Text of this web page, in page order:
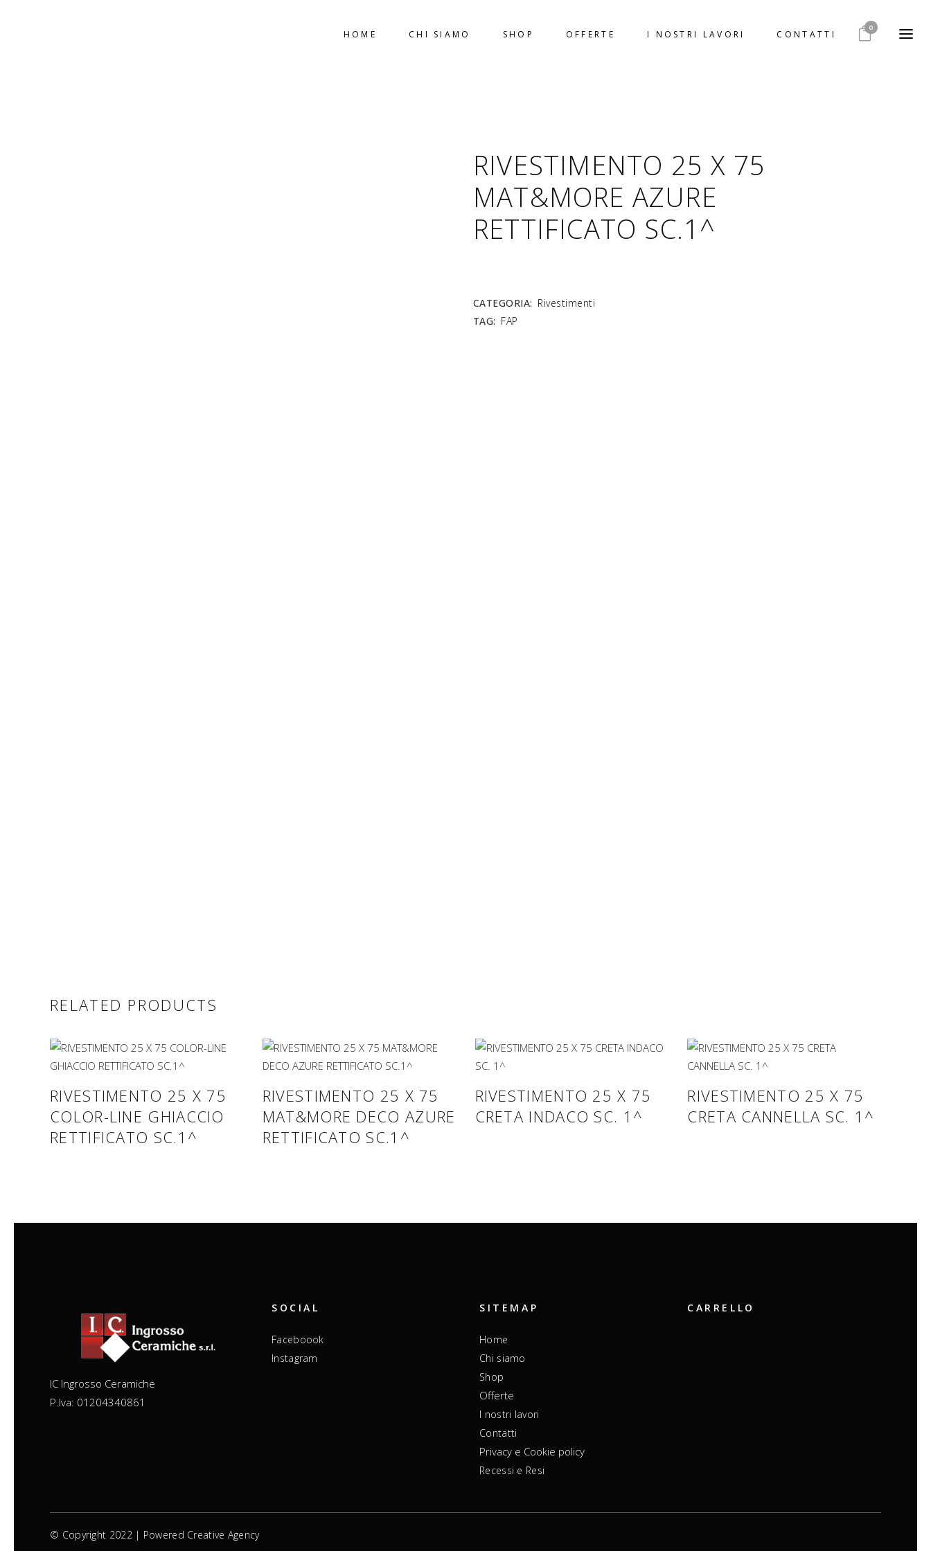
0
HOME CHI SIAMO SHOP OFFERTE I NOSTRI LAVORI CONTATTI
SHOPRIVESTIMENTO 25 X 75
MAT&MORE AZURE
RETTIFICATO SC.1^
CATEGORIA: Rivestimenti
TAG: FAP
RELATED PRODUCTS
RIVESTIMENTO 25 X 75
COLOR-LINE GHIACCIO
RETTIFICATO SC.1^
RIVESTIMENTO 25 X 75
MAT&MORE DECO AZURE
RETTIFICATO SC.1^
RIVESTIMENTO 25 X 75
CRETA INDACO SC. 1^
RIVESTIMENTO 25 X 75
CRETA CANNELLA SC. 1^
IC Ingrosso Ceramiche
P.Iva: 01204340861
SOCIAL
Faceboook
Instagram
SITEMAP
Home
Chi siamo
Shop
Offerte
I nostri lavori
Contatti
Privacy e Cookie policy
Recessi e Resi
CARRELLO
© Copyright 2022 | Powered Creative Agency